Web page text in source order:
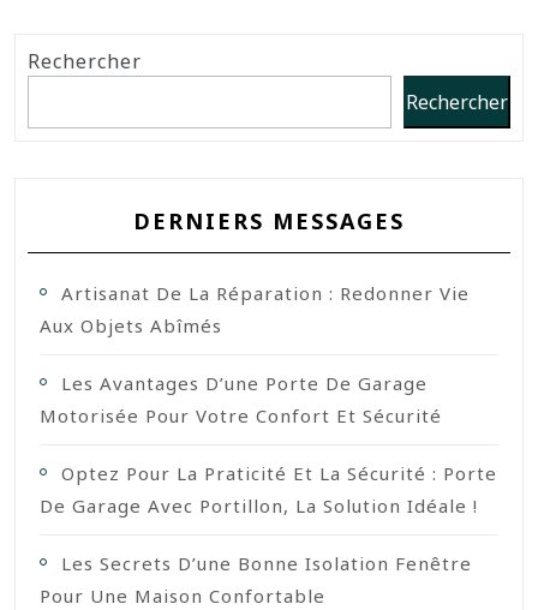
Rechercher
Rechercher
DERNIERS MESSAGES
Artisanat De La Réparation : Redonner Vie
Aux Objets Abîmés
Les Avantages D’une Porte De Garage
Motorisée Pour Votre Confort Et Sécurité
Optez Pour La Praticité Et La Sécurité : Porte
De Garage Avec Portillon, La Solution Idéale !
Les Secrets D’une Bonne Isolation Fenêtre
Pour Une Maison Confortable